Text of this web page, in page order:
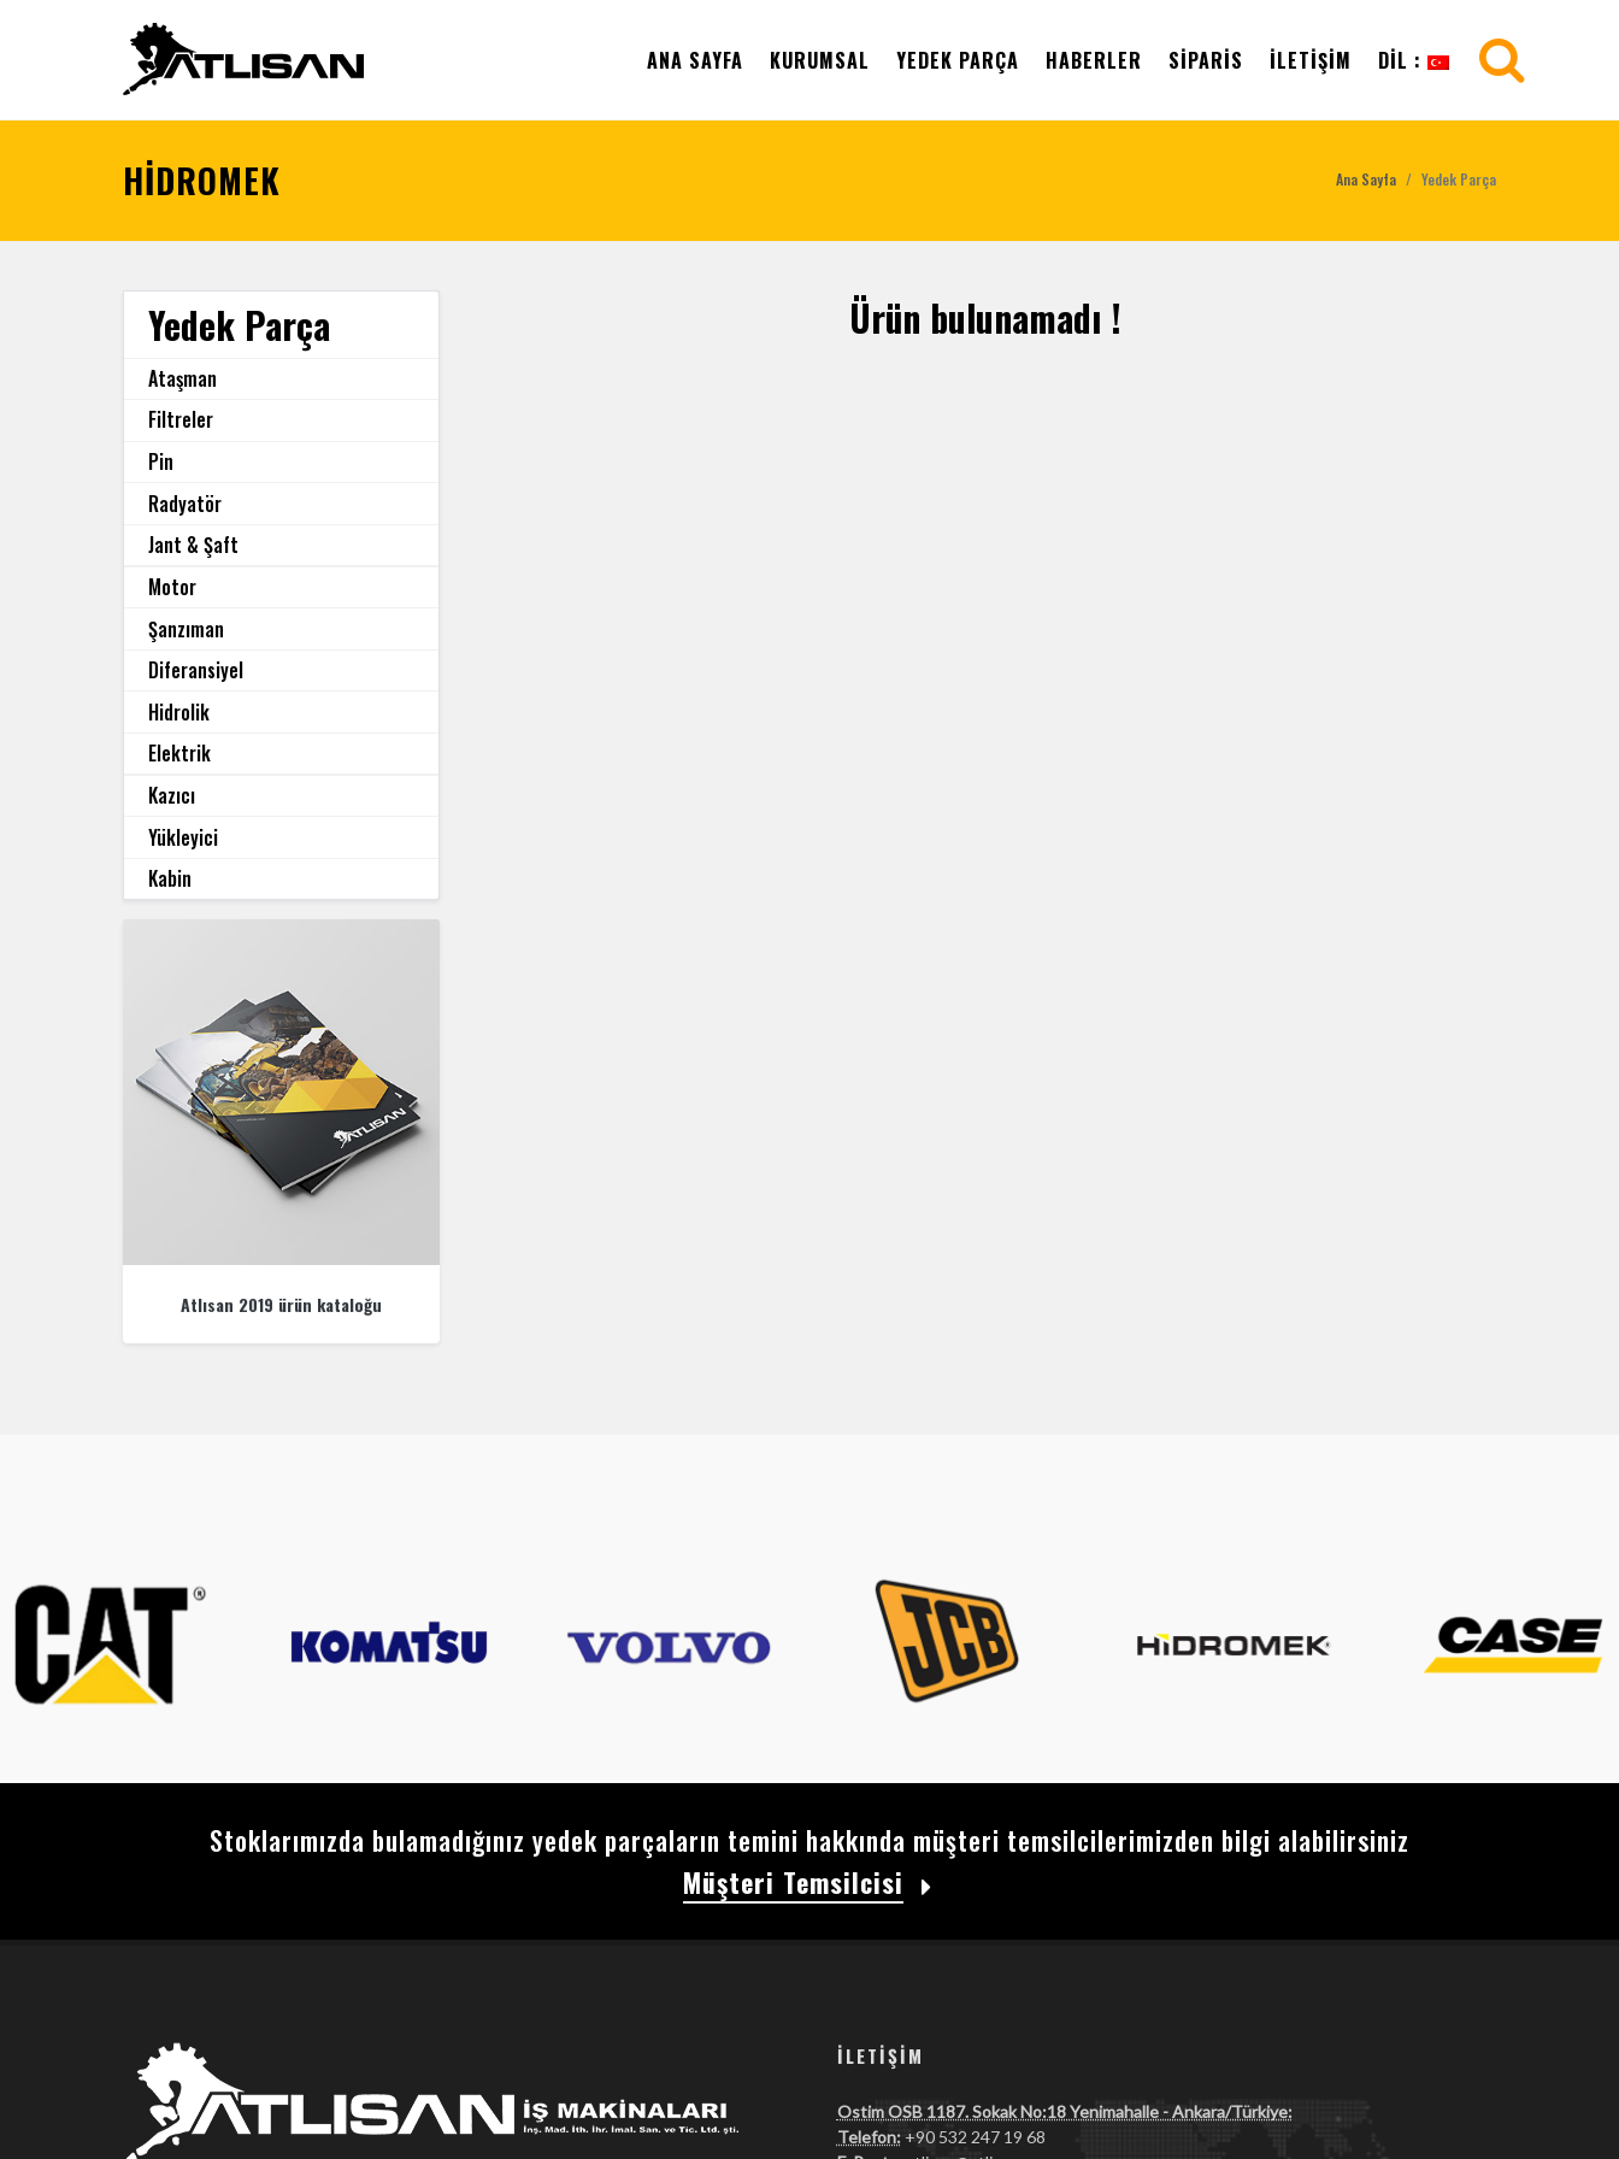
ANA SAYFA KURUMSAL YEDEK PARÇA HABERLER SIPARIS İLETIŞIM DIL :
HİDROMEK Ana Sayfa Yedek Parça
Yedek Parça
Ataşman
Filtreler
Pin
Radyatör
Jant & Şaft
Motor
Şanzıman
Diferansiyel
Hidrolik
Elektrik
Kazıcı
Yükleyici
Kabin
Atlısan 2019 ürün kataloğu
Ürün bulunamadı !
Stoklarımızda bulamadığınız yedek parçaların temini hakkında müşteri temsilcilerimizden bilgi alabilirsiniz
Müşteri Temsilcisi
İLETIŞIM
Ostim OSB 1187. Sokak No:18 Yenimahalle - Ankara/Türkiye:
Telefon:+90 532 247 19 68